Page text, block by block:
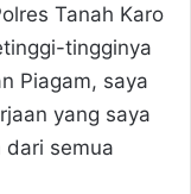
Tanah Karo
tingginya
Piagam, saya
yang saya
dari semua